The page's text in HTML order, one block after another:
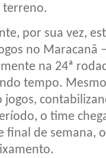
terreno.
por sua vez,
no Maracanã
na 24ª
tempo.
jogos,
o time
final de semana,